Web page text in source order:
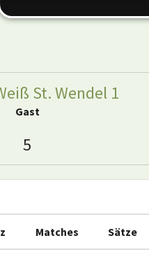
St. Wendel 1
Gast
5
Matches Sätze